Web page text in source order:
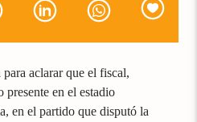
aclarar que el fiscal,
presente en el estadio
en el partido que disputó la